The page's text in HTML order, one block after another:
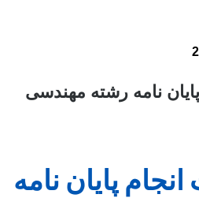
نامه رشته مهندسی
پایان نامه